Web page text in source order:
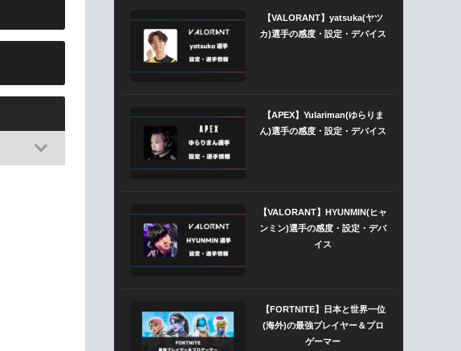
【VALORANT】yatsuka(ヤツ
カ)選手の感度・設定・デバイス
【APEX】Yulariman(ゆらりま
ん)選手の感度・設定・デバイス
【VALORANT】HYUNMIN(ヒャ
ンミン)選手の感度・設定・デバ
イス
【FORTNITE】日本と世界一位
(海外)の最強プレイヤー＆プロ
ゲーマー